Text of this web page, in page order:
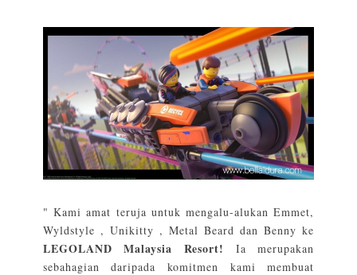
" Kami amat teruja untuk mengalu-alukan Emmet,
Wyldstyle , Unikitty , Metal Beard dan Benny ke
LEGOLAND Malaysia Resort!
Ia merupakan
sebahagian daripada komitmen kami membuat